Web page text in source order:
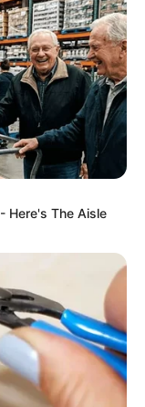
Joint Pain &
Here's The Aisle